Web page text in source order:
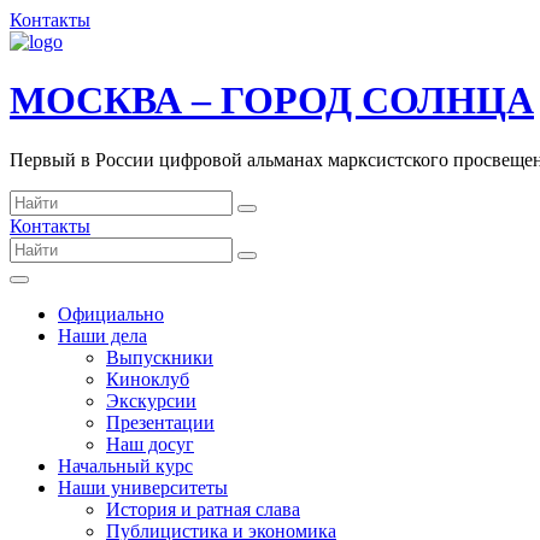
Контакты
МОСКВА – ГОРОД СОЛНЦА
Первый в России цифровой альманах марксистского
Контакты
Официально
Наши дела
Выпускники
Киноклуб
Экскурсии
Презентации
Наш досуг
Начальный курс
Наши университеты
История и ратная слава
Публицистика и экономика